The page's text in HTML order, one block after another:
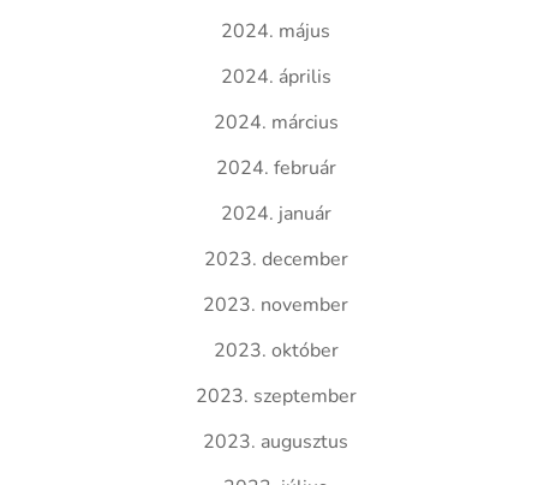
2024. május
2024. április
2024. március
2024. február
2024. január
2023. december
2023. november
2023. október
2023. szeptember
2023. augusztus